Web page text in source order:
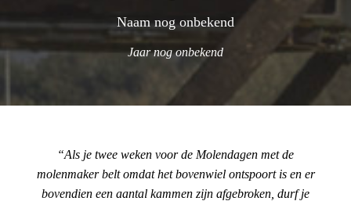
Naam nog onbekend
Jaar nog onbekend
Als je twee weken voor de Molendagen met de
molenmaker belt omdat het bovenwiel ontspoort is en er
bovendien een aantal kammen zijn afgebroken, durf je